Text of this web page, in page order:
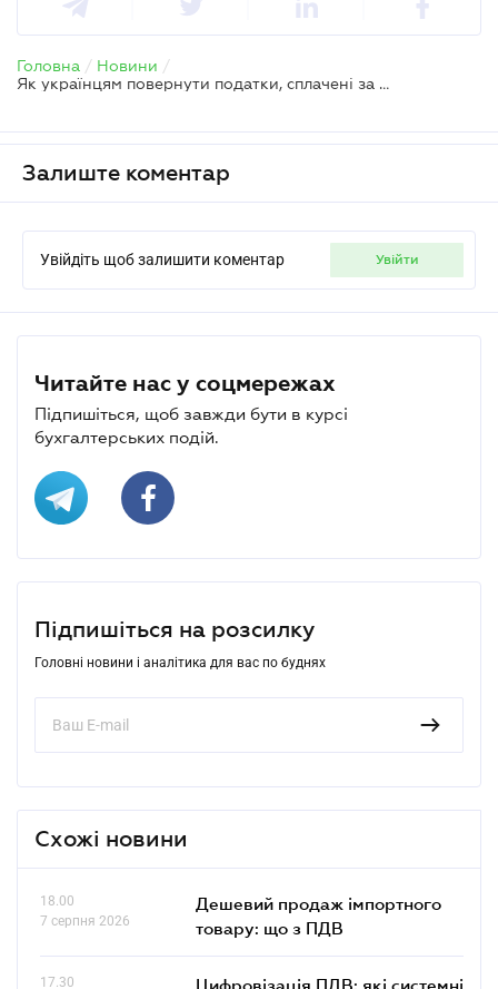
Головна / Новини /
Як українцям повернути податки, сплачені за кордоном: покрокова інструкція для Польщі, Німеччини та Франції
Залиште коментар
Увійдіть щоб залишити коментар увійти
Читайте нас у соцмережах
Підпишіться, щоб завжди бути в курсі
бухгалтерських подій.
Підпишіться на розсилку
Головні новини і аналітика для вас по буднях
Схожі новини
18.00
7 серпня 2026
Дешевий продаж імпортного
товару: що з ПДВ
17.30
Цифровізація ПДВ: які системні